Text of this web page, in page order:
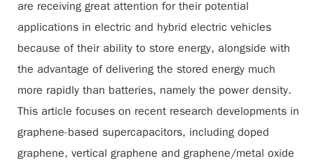
are receiving great attention for their potential
applications in electric and hybrid electric vehicles
because of their ability to store energy, alongside with
the advantage of delivering the stored energy much
more rapidly than batteries, namely the power density.
This article focuses on recent research developments in
graphene-based supercapacitors, including doped
graphene, vertical graphene and graphene/metal oxide